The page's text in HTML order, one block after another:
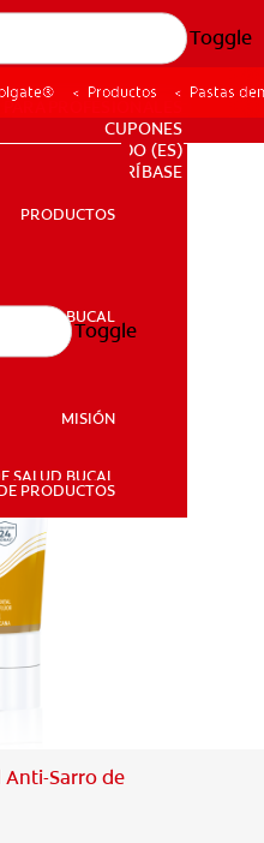
Toggle
SALUD BUCAL
CHEQUEO DE SALUD BUCAL
SELECCIÓN DE PRODUCTOS
PARA PROFESIONALES
CUPONES
DO (ES)
SUSCRÍBASE
PRODUCTOS
SALUD BUCAL
MISIÓN
SALUD BUCAL
PRODUCTOS
Toggle
Productos Pastas
Anti-Sarro de